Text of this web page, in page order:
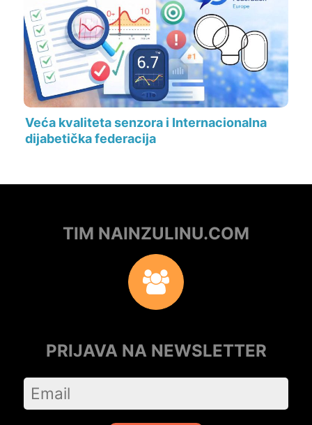
Veća kvaliteta senzora i Internacionalna
dijabetička federacija
TIM NAINZULINU.COM
PRIJAVA NA NEWSLETTER